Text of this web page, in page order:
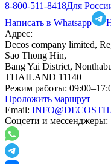
8-800-511-8418Для
Написать в Whatsapp
Адрес:
Decos company limited,
Sao Thong Hin,
Bang Yai District,
THAILAND 11140
Режим работы:
Проложить маршрут
Email:
Соцсети и мессенджеры: